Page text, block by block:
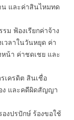
น และค่าสินไหมทด
ม ฟ้องเรียกค่าจ้าง
วลาในวันหยุด ค่า
น้า ค่าชดเชย และ
เครดิต สินเชื่อ
ง และคดีผิดสัญญา
งปรปักษ์ ร้องขอใช้